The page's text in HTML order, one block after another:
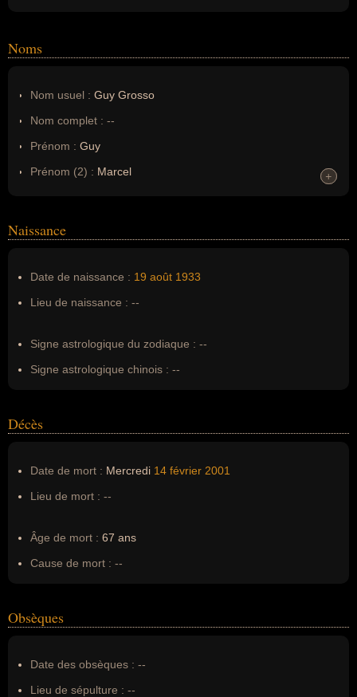
Noms
Nom usuel : Guy Grosso
Nom complet : --
Prénom : Guy
Prénom (2) : Marcel
Erreurs d'écriture : --
+
+
Naissance
Date de naissance : 19 août 1933
Lieu de naissance : --
Signe astrologique du zodiaque : --
Signe astrologique chinois : --
Décès
Date de mort : Mercredi 14 février 2001
Lieu de mort : --
Âge de mort : 67 ans
Cause de mort : --
Obsèques
Date des obsèques : --
Lieu de sépulture : --